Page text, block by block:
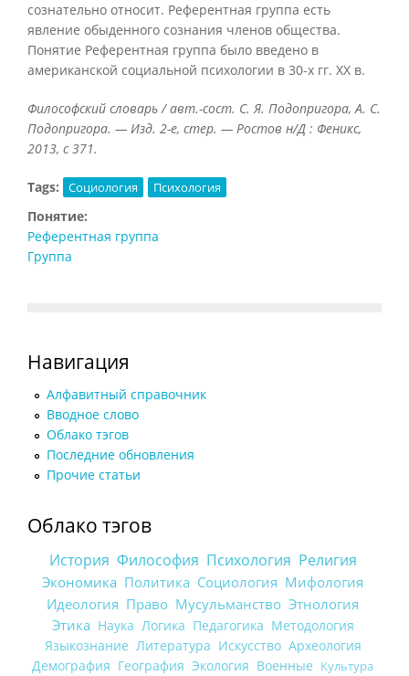
сознательно относит. Референтная группа есть
явление обыденного сознания членов общества.
Понятие Референтная группа было введено в
американской социальной психологии в 30-х гг. XX в.
Философский словарь / авт.-сост. С. Я. Подопригора, А. С.
Подопригора. — Изд. 2-е, стер. — Ростов н/Д : Феникс,
2013, с 371.
Tags: Социология Психология
Понятие:
Референтная группа
Группа
Навигация
Алфавитный справочник
Вводное слово
Облако тэгов
Последние обновления
Прочие статьи
Облако тэгов
История Философия Психология Религия
Экономика Политика Социология Мифология
Идеология Право Мусульманство Этнология
Этика Наука Логика Педагогика Методология
Языкознание Литература Искусство Археология
Демография География Экология Военные Культура